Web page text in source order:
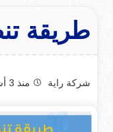
طريقة
شركة راية منذ 3 أشهر